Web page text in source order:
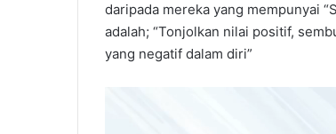
daripada mereka yang mempunyai
adalah; “Tonjolkan nilai positif,
yang negatif dalam diri”
PTPTN